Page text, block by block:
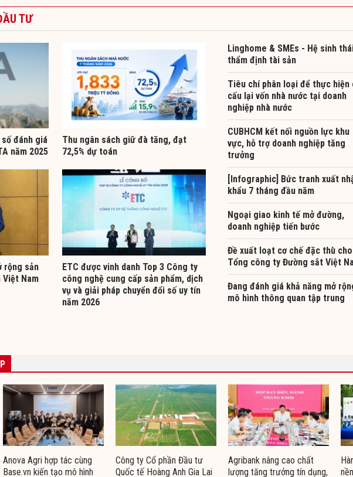
TƯ
đánh giá
năm 2025
Thu ngân sách giữ đà tăng, đạt
72,5% dự toán
rộng sản
Nam
ETC được vinh danh Top 3 Công ty
công nghệ cung cấp sản phẩm, dịch
vụ và giải pháp chuyển đổi số uy tín
năm 2026
Linghome & SMEs - Hệ sinh
thẩm định tài sản
Tiêu chí phân loại để thực hiện
cấu lại vốn nhà nước tại doanh
nghiệp nhà nước
CUBHCM kết nối nguồn lực khu
vực, hỗ trợ doanh nghiệp tăng
trưởng
[Infographic] Bức tranh xuất
khẩu 7 tháng đầu năm
Ngoại giao kinh tế mở đường,
doanh nghiệp tiến bước
Đề xuất loạt cơ chế đặc thù cho
Tổng công ty Đường sắt Việt
Đang đánh giá khả năng mở
mô hình thông quan tập trung
Anova Agri hợp tác cùng
Base.vn kiến tạo mô hình
Công ty Cổ phần Đầu tư
Quốc tế Hoàng Anh Gia Lai
Agribank nâng cao chất
lượng tăng trưởng tín dụng,